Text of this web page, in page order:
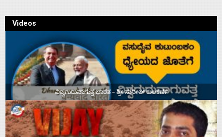
Videos
ವಿಶ್ವಗುರುವಾಗುತ್ತ ಭಾರತ – ಶ್ರೀ ಸುನೀಲ್‌ ಕುಲಕರ್ಣಿ